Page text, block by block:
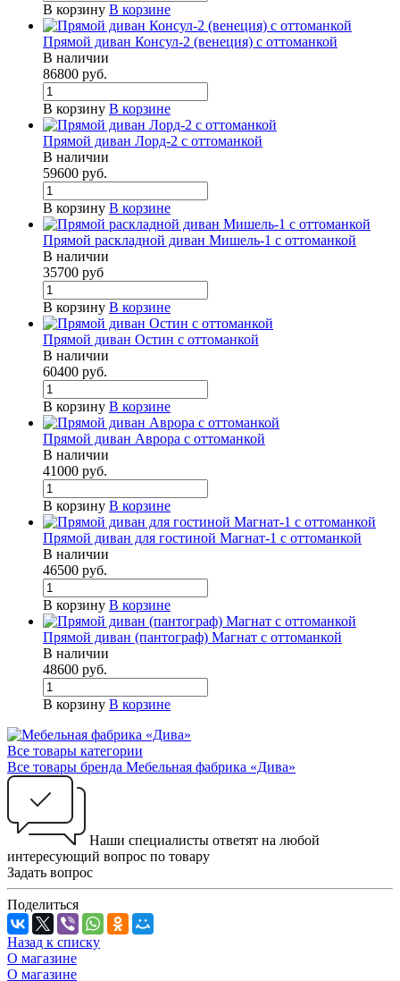
В корзину В корзине
Прямой диван Консул-2 (венеция) с оттоманкой
В наличии
86800 руб.
В корзину В корзине
Прямой диван Лорд-2 с оттоманкой
В наличии
59600 руб.
В корзину В корзине
Прямой раскладной диван Мишель-1 с оттоманкой
В наличии
35700 руб
В корзину В корзине
Прямой диван Остин с оттоманкой
В наличии
60400 руб.
В корзину В корзине
Прямой диван Аврора с оттоманкой
В наличии
41000 руб.
В корзину В корзине
Прямой диван для гостиной Магнат-1 с оттоманкой
В наличии
46500 руб.
В корзину В корзине
Прямой диван (пантограф) Магнат с оттоманкой
В наличии
48600 руб.
В корзину В корзине
Все товары категории
Все товары бренда Мебельная фабрика «Дива»
Наши специалисты ответят на любой
интересующий вопрос по товару
Задать вопрос
Поделиться
Назад к списку
О магазине
О магазине